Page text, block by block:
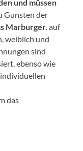
und müssen
Gunsten der
Marburger. auf
weiblich und
sind
ebenso wie
das